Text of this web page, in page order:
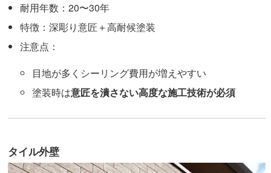
耐用年数：20〜30年
特徴：深彫り意匠＋高耐候塗装
注意点：
目地が多くシーリング費用が増えやすい
塗装時は意匠を潰さない高度な施工技術が必須
タイル外壁